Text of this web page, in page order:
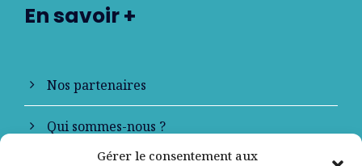
Gérer le consentement aux
En savoir +
Nos partenaires
Qui sommes-nous ?